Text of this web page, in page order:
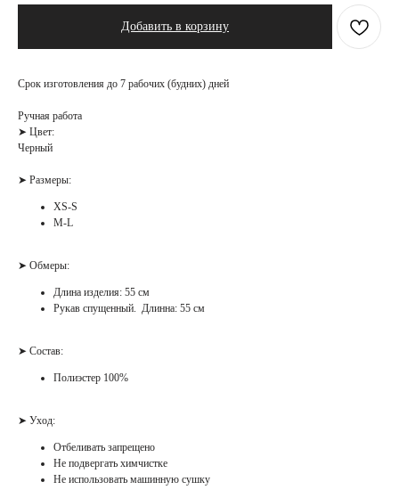
Добавить в корзину
Срок изготовления до 7 рабочих (будних) дней
Ручная работа
➤ Цвет:
Черный
➤ Размеры:
XS-S
M-L
➤ Обмеры:
Длина изделия: 55 см
Рукав спущенный. Длинна: 55 см
➤ Состав:
Полиэстер 100%
➤ Уход:
Отбеливать запрещено
Не подвергать химчистке
Не использовать машинную сушку